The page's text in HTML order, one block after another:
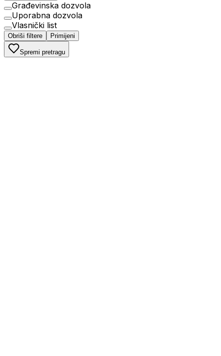
Građevinska dozvola
Uporabna dozvola
Vlasnički list
Obriši filtere Primijeni
Spremi pretragu